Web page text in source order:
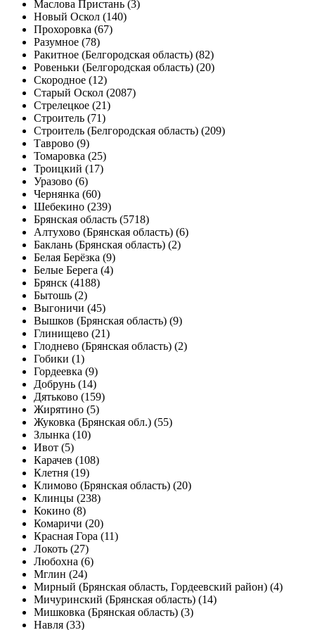
Маслова Пристань (3)
Новый Оскол (140)
Прохоровка (67)
Разумное (78)
Ракитное (Белгородская область) (82)
Ровеньки (Белгородская область) (20)
Скородное (12)
Старый Оскол (2087)
Стрелецкое (21)
Строитель (71)
Строитель (Белгородская область) (209)
Таврово (9)
Томаровка (25)
Троицкий (17)
Уразово (6)
Чернянка (60)
Шебекино (239)
Брянская область (5718)
Алтухово (Брянская область) (6)
Баклань (Брянская область) (2)
Белая Берёзка (9)
Белые Берега (4)
Брянск (4188)
Бытошь (2)
Выгоничи (45)
Вышков (Брянская область) (9)
Глинищево (21)
Глоднево (Брянская область) (2)
Гобики (1)
Гордеевка (9)
Добрунь (14)
Дятьково (159)
Жирятино (5)
Жуковка (Брянская обл.) (55)
Злынка (10)
Ивот (5)
Карачев (108)
Клетня (19)
Климово (Брянская область) (20)
Клинцы (238)
Кокино (8)
Комаричи (20)
Красная Гора (11)
Локоть (27)
Любохна (6)
Мглин (24)
Мирный (Брянская область, Гордеевский район) (4)
Мичуринский (Брянская область) (14)
Мишковка (Брянская область) (3)
Навля (33)